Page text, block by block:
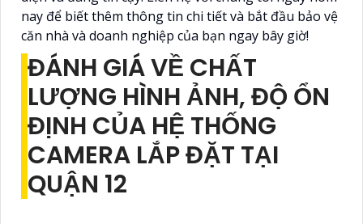
nay để biết thêm thông tin chi tiết và bắt đầu bảo vệ
căn nhà và doanh nghiệp của bạn ngay bây giờ!
ĐÁNH GIÁ VỀ CHẤT
LƯỢNG HÌNH ẢNH, ĐỘ ỔN
ĐỊNH CỦA HỆ THỐNG
CAMERA LẮP ĐẶT TẠI
QUẬN 12